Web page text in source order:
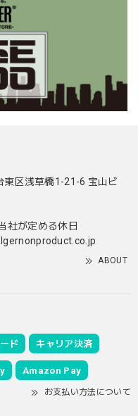
東区浅草橋1-21-6 宝山ビ
社が定める休日
ABOUT
ド キャリア決済
Amazon Pay
お支払い方法について